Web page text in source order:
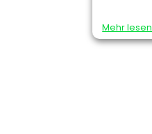
Mehr lesen